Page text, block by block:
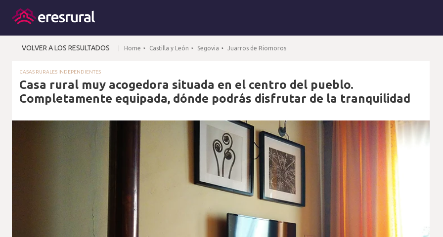
VOLVER A LOS RESULTADOS Home Castilla y León Segovia Juarros de Riomoros
CASAS RURALES INDEPENDIENTES
Casa rural muy acogedora situada en el centro del pueblo.
Completamente equipada, dónde podrás disfrutar de la tranquilidad